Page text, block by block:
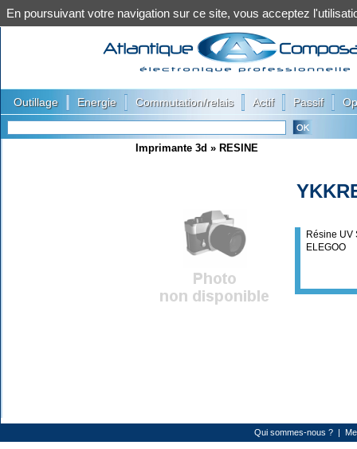
Outillage Energie Commutation/relais Actif Passif
Imprimante 3d » RESINE
Résine UV
ELEGOO
Qui sommes-nous ? |
En poursuivant votre navigation sur ce site, vous acceptez